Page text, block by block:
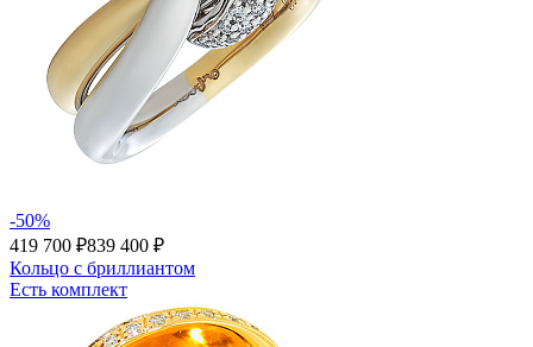
-50%
419 700 ₽839 400 ₽
Кольцо с бриллиантом
Есть комплект